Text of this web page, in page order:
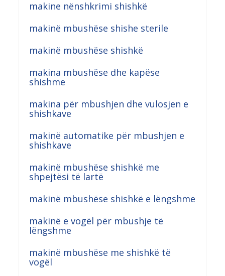
makine nënshkrimi shishkë
makinë mbushëse shishe sterile
makinë mbushëse shishkë
makina mbushëse dhe kapëse
shishme
makina për mbushjen dhe vulosjen e
shishkave
makinë automatike për mbushjen e
shishkave
makinë mbushëse shishkë me
shpejtësi të lartë
makinë mbushëse shishkë e lëngshme
makinë e vogël për mbushje të
lëngshme
makinë mbushëse me shishkë të
vogël